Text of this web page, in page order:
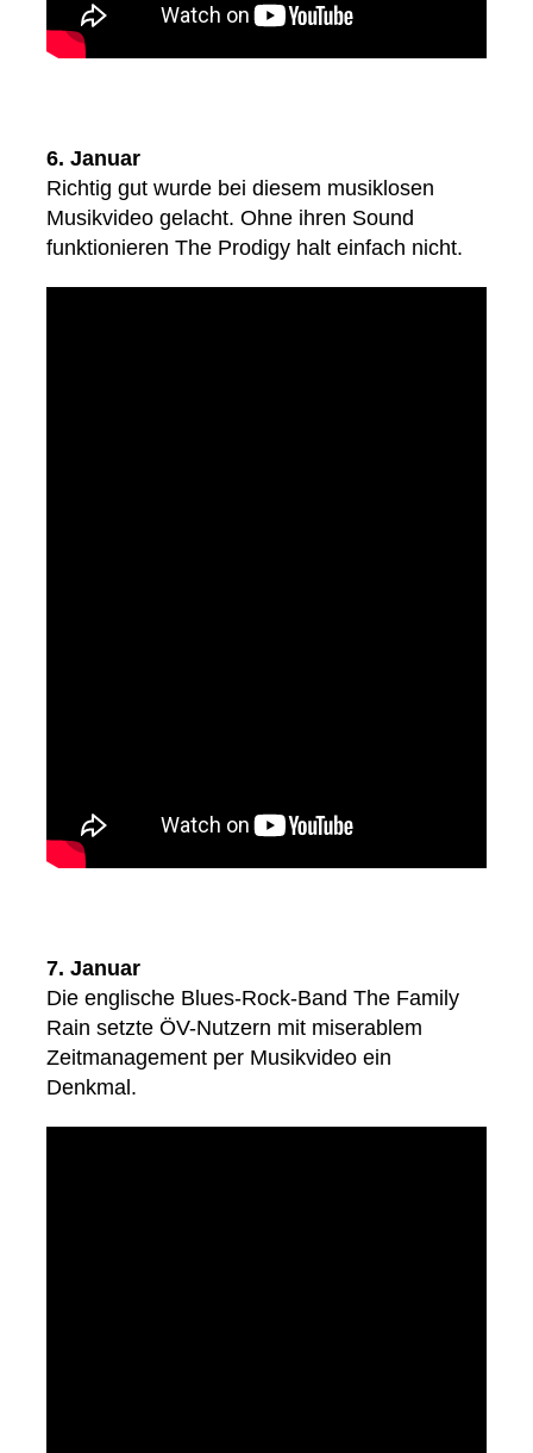
6. Januar
Richtig gut wurde bei diesem musiklosen
Musikvideo gelacht. Ohne ihren Sound
funktionieren The Prodigy halt einfach nicht.
7. Januar
Die englische Blues-Rock-Band The Family
Rain setzte ÖV-Nutzern mit miserablem
Zeitmanagement per Musikvideo ein
Denkmal.